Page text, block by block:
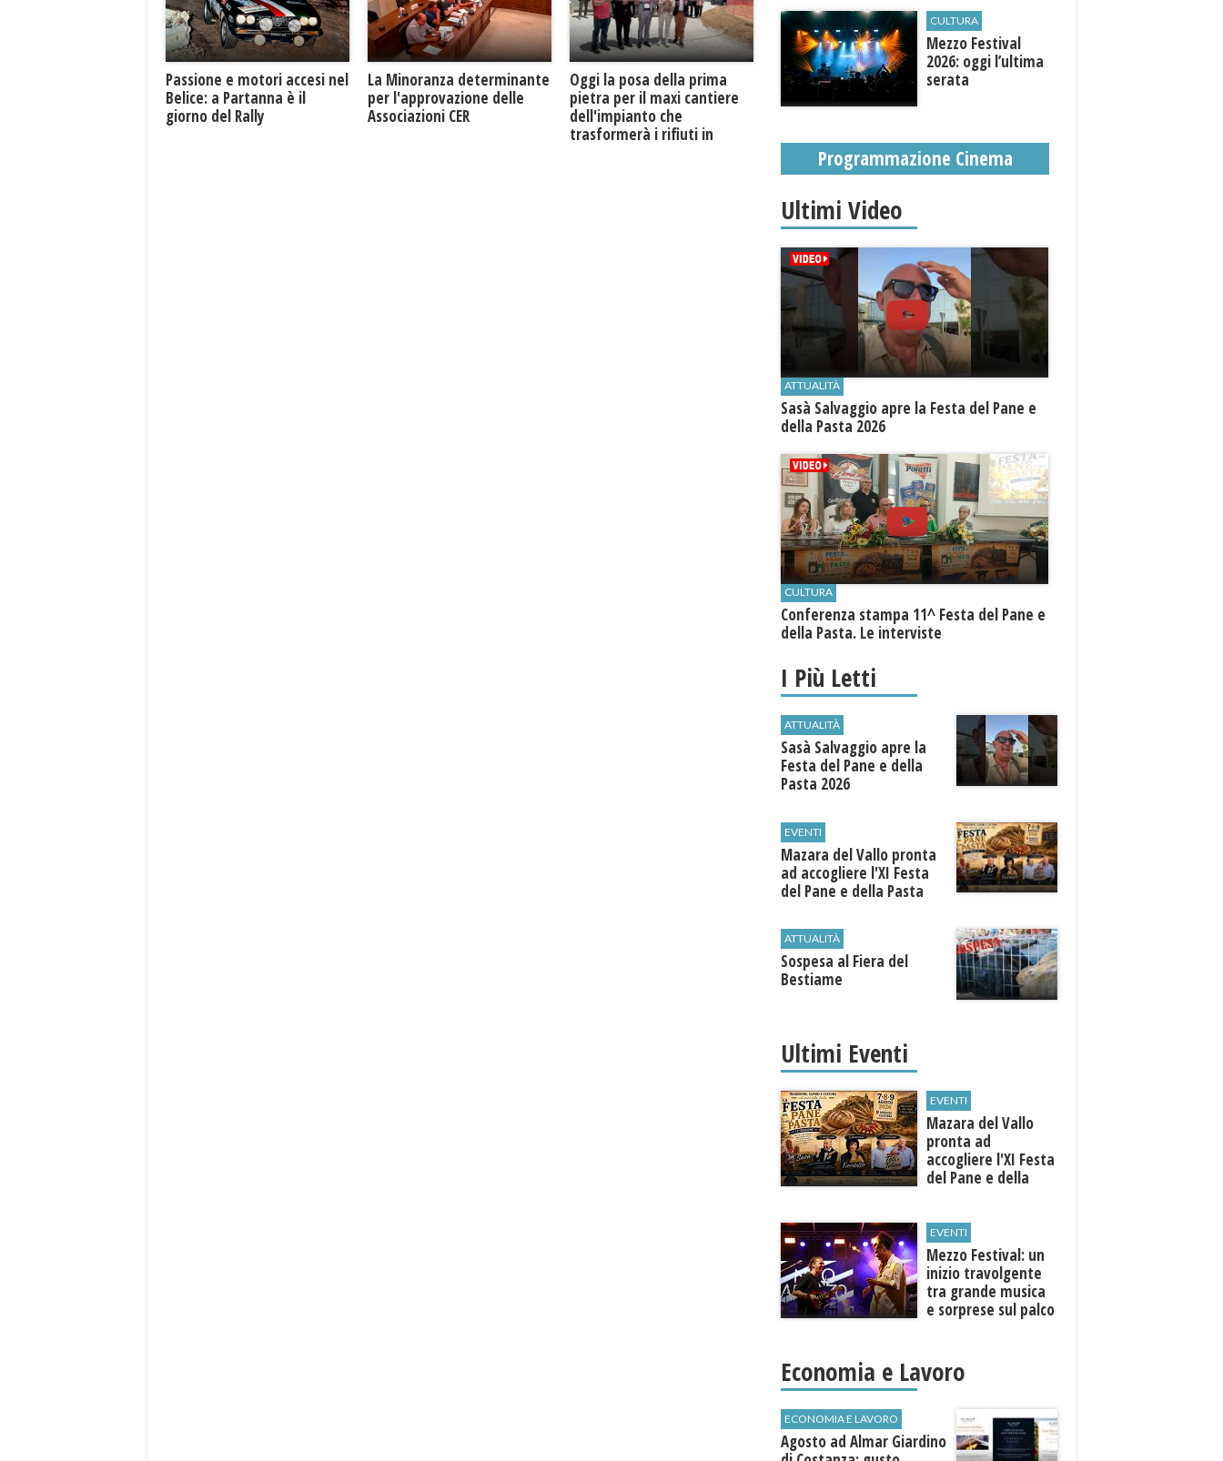
Passione e motori accesi nel
Belice: a Partanna è il
giorno del Rally
La Minoranza determinante
per l'approvazione delle
Associazioni CER
Oggi la posa della prima
pietra per il maxi cantiere
dell'impianto che
trasformerà i rifiuti in
CULTURA
Mezzo Festival
2026: oggi l’ultima
serata
Programmazione Cinema
Ultimi Video
ATTUALITÀ
Sasà Salvaggio apre la Festa del Pane e
della Pasta 2026
CULTURA
Conferenza stampa 11^ Festa del Pane e
della Pasta. Le interviste
I Più Letti
ATTUALITÀ
Sasà Salvaggio apre la
Festa del Pane e della
Pasta 2026
EVENTI
Mazara del Vallo pronta
ad accogliere l'XI Festa
del Pane e della Pasta
ATTUALITÀ
Sospesa al Fiera del
Bestiame
Ultimi Eventi
EVENTI
Mazara del Vallo
pronta ad
accogliere l'XI Festa
del Pane e della
EVENTI
Mezzo Festival: un
inizio travolgente
tra grande musica
e sorprese sul palco
Economia e Lavoro
ECONOMIA E LAVORO
Agosto ad Almar Giardino